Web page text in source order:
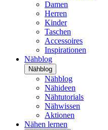
Damen
Herren
Kinder
Taschen
Accessoires
Inspirationen
Nähblog
Nähblog
Nähblog
Nähideen
Nähtutorials
Nähwissen
Aktionen
Nähen lernen